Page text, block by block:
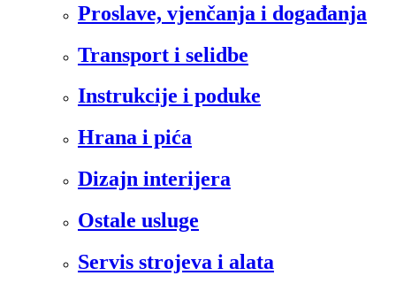
Proslave, vjenčanja i događanja
Transport i selidbe
Instrukcije i poduke
Hrana i pića
Dizajn interijera
Ostale usluge
Servis strojeva i alata